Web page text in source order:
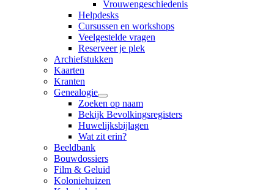
Vrouwengeschiedenis
Helpdesks
Cursussen en workshops
Veelgestelde vragen
Reserveer je plek
Archiefstukken
Kaarten
Kranten
Genealogie
Zoeken op naam
Bekijk Bevolkingsregisters
Huwelijksbijlagen
Wat zit erin?
Beeldbank
Bouwdossiers
Film & Geluid
Koloniehuizen